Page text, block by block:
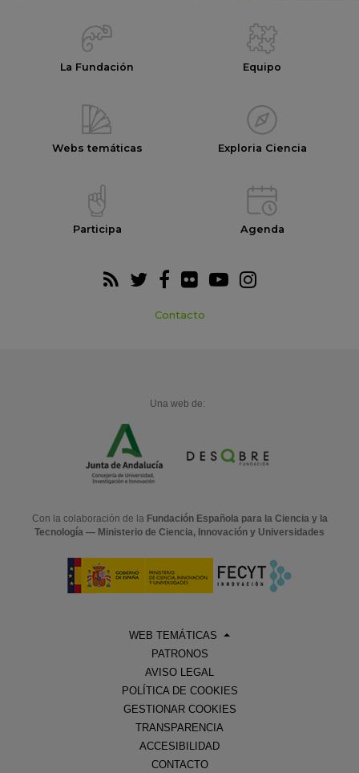
La Fundación Equipo
Webs temáticas Exploria Ciencia
Participa Agenda
Contacto
Una web de:
Con la colaboración de la Fundación Española para la Ciencia y la
Tecnología — Ministerio de Ciencia, Innovación y Universidades
WEB TEMÁTICAS
PATRONOS
AVISO LEGAL
POLÍTICA DE COOKIES
GESTIONAR COOKIES
TRANSPARENCIA
ACCESIBILIDAD
CONTACTO